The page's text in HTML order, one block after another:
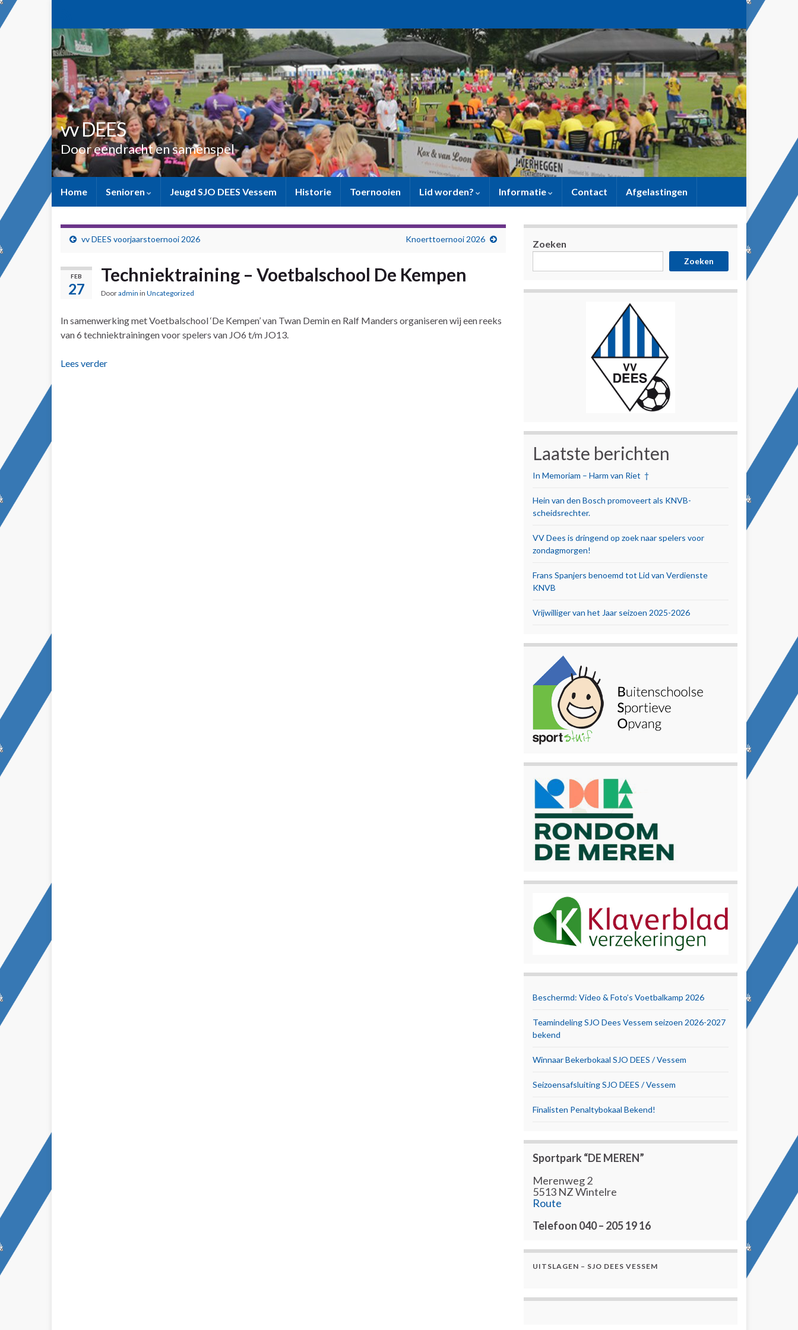
vv DEES
Door eendracht en samenspel
Home Senioren Jeugd SJO DEES Vessem Historie Toernooien Lid worden? Informatie Contact Afgelastingen
vv DEES voorjaarstoernooi 2026 Knoerttoernooi 2026
FEB
27
Techniektraining – Voetbalschool De Kempen
Dooradmin in Uncategorized
In samenwerking met Voetbalschool ‘De Kempen’ van Twan Demin en Ralf Manders organiseren wij een reeks
van 6 techniektrainingen voor spelers van JO6 t/m JO13.
Lees verder
Zoeken
Zoeken
Laatste berichten
In Memoriam – Harm van Riet †
Hein van den Bosch promoveert als KNVB-
scheidsrechter.
VV Dees is dringend op zoek naar spelers voor
zondagmorgen!
Frans Spanjers benoemd tot Lid van Verdienste
KNVB
Vrijwilliger van het Jaar seizoen 2025-2026
Beschermd: Video & Foto’s Voetbalkamp 2026
Teamindeling SJO Dees Vessem seizoen 2026-2027
bekend
Winnaar Bekerbokaal SJO DEES / Vessem
Seizoensafsluiting SJO DEES / Vessem
Finalisten Penaltybokaal Bekend!
Sportpark “DE MEREN”
Merenweg 2
5513 NZ Wintelre
Route
Telefoon 040 – 205 19 16
UITSLAGEN – SJO DEES VESSEM